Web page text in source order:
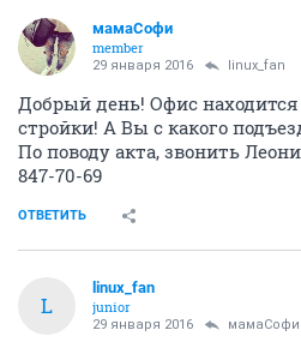
мамаСофи
member
29 января 2016 linux_fan
Добрый день! Офис
стройки! А Вы с какого
По поводу акта, звонить
847-70-69
ОТВЕТИТЬ
L
linux_fan
junior
29 января 2016 мамаСофи